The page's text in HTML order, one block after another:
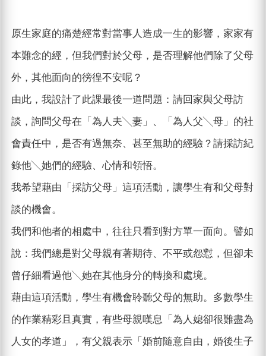
原生家庭的痛楚經常對當事人造成一生的影響，家家有
本難念的經，但我們對於父母，是否理解他們除了父母
外，其他面向的徬徨不安呢？
由此，我設計了此課最後一道問題：請回家與父母訪
談，詢問父母在「為人夫╲妻」、「為人父╲母」的社
會責任中，是否有過無奈、甚至無助的經驗？請採訪紀
錄他╲她們的經驗、心情和領悟。
我希望藉由「採訪父母」這項活動，讓學生有和父母對
談的機會。
我們和他者的相處中，往往只看到對方單一面向。譬如
說：我們總是對父母親有著期待、不平或怨懟，但卻未
曾仔細看過他╲她在其他身分的轉換和處境。
藉由這項活動，學生有機會聆聽父母的無助。多數學生
的作業精彩且真實，有些母親嘆息「為人媳卻很難盡為
人女的孝道」，有父親表示「婚前隨意自由，婚後生子